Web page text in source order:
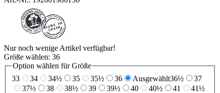
Nur noch wenige Artikel verfügbar!
Größe wählen: 36
Option wählen für Größe
33
34 34½ 35 35½ 36 Ausgewählt36½
37
37½
38 38½ 39 39½ 40 40½ 41
41½